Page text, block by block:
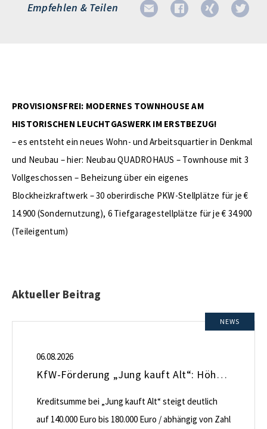
Empfehlen & Teilen
PROVISIONSFREI: MODERNES TOWNHOUSE AM
HISTORISCHEN LEUCHTGASWERK IM ERSTBEZUG!
– es entsteht ein neues Wohn- und Arbeitsquartier in Denkmal
und Neubau – hier: Neubau QUADROHAUS – Townhouse mit 3
Vollgeschossen – Beheizung über ein eigenes
Blockheizkraftwerk – 30 oberirdische PKW-Stellplätze für je €
14.900 (Sondernutzung), 6 Tiefgaragestellplätze für je € 34.900
(Teileigentum)
Aktueller Beitrag
NEWS
06.08.2026
KfW-Förderung „Jung kauft Alt“: Höhere Kredite ab August 2026
Kreditsumme bei „Jung kauft Alt“ steigt deutlich
auf 140.000 Euro bis 180.000 Euro / abhängig von Zahl